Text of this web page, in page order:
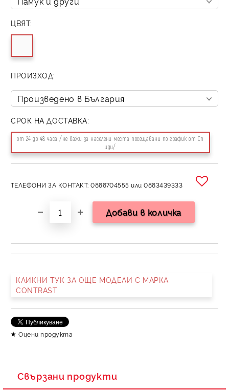
ЦВЯТ:
ПРОИЗХОД:
СРОК НА ДОСТАВКА:
от 24 до 48 часа /не важи за населени места посещавани по график от Сп
иди/
ТЕЛЕФОНИ ЗА КОНТАКТ: 0888704555 или 0883439333
КЛИКНИ ТУК ЗА ОЩЕ МОДЕЛИ С МАРКА
CONTRAST
Оцени продукта
Свързани продукти